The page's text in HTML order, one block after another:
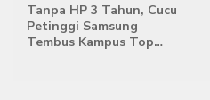
Tanpa HP 3 Tahun, Cucu
Petinggi Samsung
Tembus Kampus Top